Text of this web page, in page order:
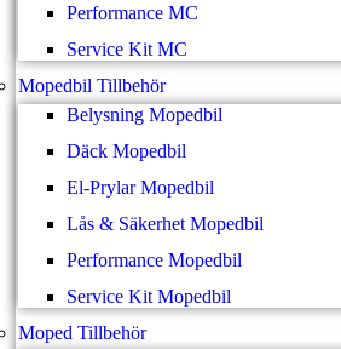
Performance MC
Service Kit MC
Mopedbil Tillbehör
Belysning Mopedbil
Däck Mopedbil
El-Prylar Mopedbil
Lås & Säkerhet Mopedbil
Performance Mopedbil
Service Kit Mopedbil
Moped Tillbehör